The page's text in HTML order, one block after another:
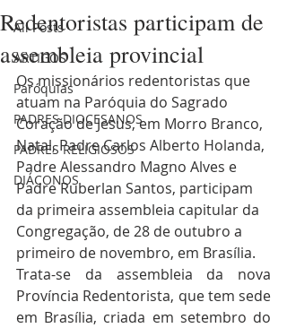
All Posts
ARTIGOS
Paróquias
PADRES DIOCESANOS
PADRES RELIGIOSOS
DIÁCONOS
Redentoristas participam de
assembleia provincial
Os missionários redentoristas que
atuam na Paróquia do Sagrado
Coração de Jesus, em Morro Branco,
Natal, Padre Carlos Alberto Holanda,
Padre Alessandro Magno Alves e
Padre Ruberlan Santos, participam
da primeira assembleia capitular da
Congregação, de 28 de outubro a
primeiro de novembro, em Brasília.
Trata-se da assembleia da nova
Província Redentorista, que tem sede
em Brasília, criada em setembro do